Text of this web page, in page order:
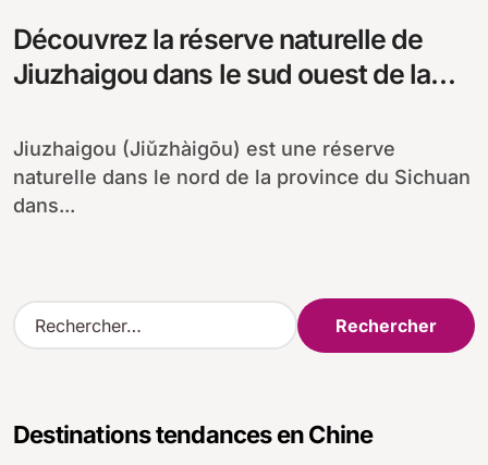
Découvrez la réserve naturelle de
Jiuzhaigou dans le sud ouest de la
Jiuzhaigou (Jiǔzhàigōu) est une réserve
naturelle dans le nord de la province du Sichuan
dans...
R
e
rDestinations tendances en Chine